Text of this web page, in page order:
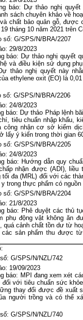
báo: Dự thảo nghị
sách chuyên khảo về
chất bảo quản gỗ, được
tháng 10 năm 2021 trên
số: G/SPS/N/BRA/2207
29/8/2023
báo: Dự thảo nghị quyết
và điều kiện sử dụng
thảo nghị quyết này
ethylene oxit (EO) là
số: G/SPS/N/BRA/2206
24/8/2023
báo: Dự thảo Pháp lệnh
tiêu chuẩn nhập khẩu,
công nhận cơ sở kiểm
lấy ý kiến trong thời gian
số: G/SPS/N/BRA/2205
24/8/2023
báo: Hướng dẫn quy
nhận được (ADI), liều
đa (MRL) đối với các
trong thực phẩm có
số: G/SPS/N/BRA/2204
21/8/2023
báo: Phê duyệt các thủ
phụ động vật không ăn
quá cảnh chất tồn dư từ
các sản phẩm thu được
G/SPS/N/NZL/742
19/09/2023
báo: MPI đang xem xét
đối với tiêu chuẩn sức
thay đổi được đề xuất
người trồng và có thể
G/SPS/N/NZL/740